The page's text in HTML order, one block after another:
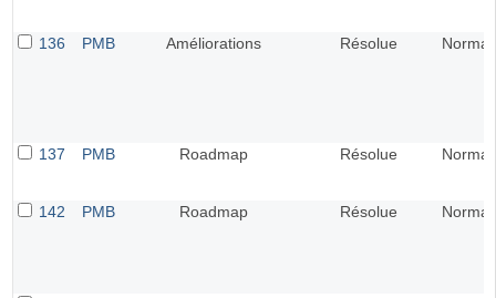
136 PMB Améliorations Résolue Normal
137 PMB Roadmap Résolue Normal
142 PMB Roadmap Résolue Normal